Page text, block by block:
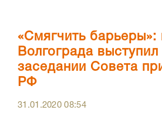
«Смягчить барьеры»:
Волгограда выступил
заседании Совета
РФ
31.01.202008:54